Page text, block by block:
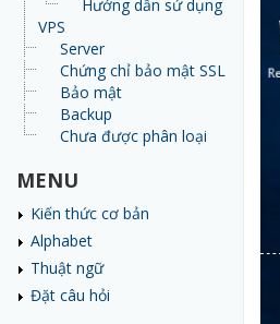
Hướng dẫn sử dụng
VPS
Server
Chứng chỉ bảo mật SSL
Bảo mật
Backup
Chưa được phân loại
MENU
Kiến thức cơ bản
Alphabet
Thuật ngữ
Đặt câu hỏi